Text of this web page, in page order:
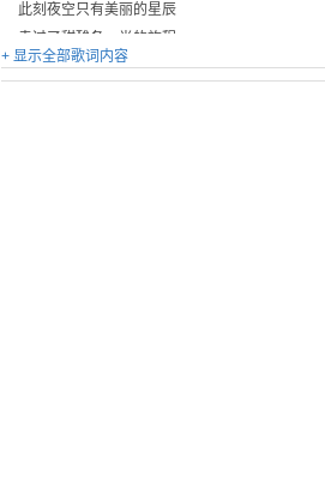
此刻夜空只有美丽的星辰
走过了甜酸各一半的旅程
我单薄的心才能变得丰盛
+ 显示全部歌词内容